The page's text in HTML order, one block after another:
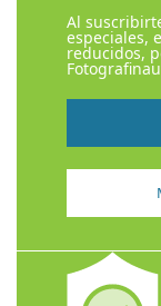
Al
especiales,
reducidos,